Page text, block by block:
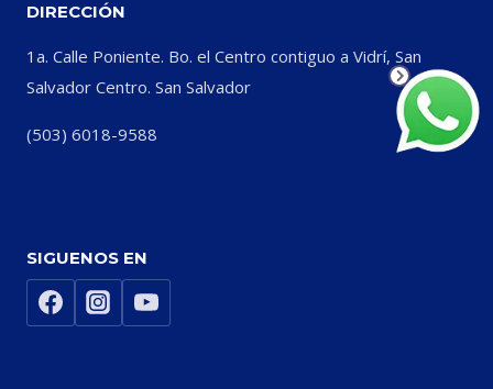
DIRECCIÓN
1a. Calle Poniente. Bo. el Centro contiguo a Vidrí, San
Salvador Centro. San Salvador
(503) 6018-9588
SIGUENOS EN